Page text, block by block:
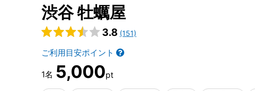
渋谷 牡蠣屋
3.8 (151)
ご利用目安ポイント
5,000